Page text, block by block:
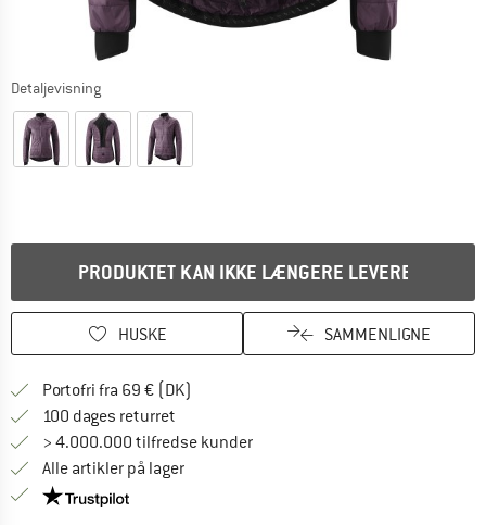
Detaljevisning
PRODUKTET KAN IKKE LÆNGERE LEVERES
HUSKE SAMMENLIGNE
Portofri fra 69 € (DK)
100 dages returret
> 4.000.000 tilfredse kunder
Alle artikler på lager
Vi er Trustpilot-certificeret - oplysningerne får du